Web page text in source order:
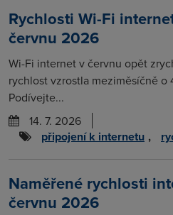
Rychlosti Wi-Fi
červnu 2026
Wi-Fi internet v červnu opět
rychlost vzrostla meziměsíčně o
Podívejte...
14. 7. 2026
připojení k internetu ,
Naměřené rychlosti
červnu 2026